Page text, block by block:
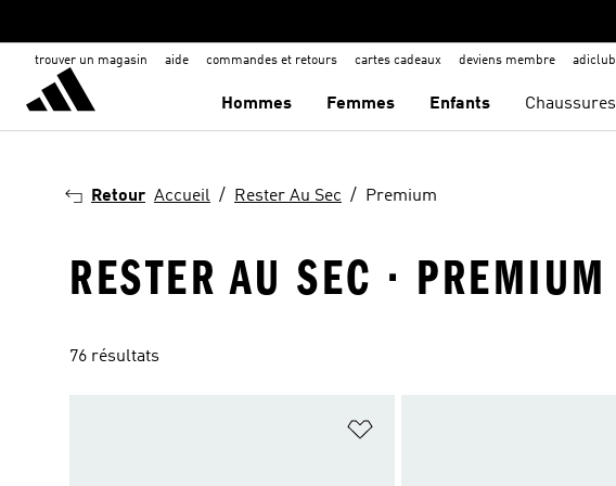
trouver un magasin aide commandes et retours cartes cadeaux deviens membre adiclub
Hommes Femmes Enfants Chaussures
Retour Accueil Rester Au Sec Premium
RESTER AU SEC · PREMIUM
76 résultats